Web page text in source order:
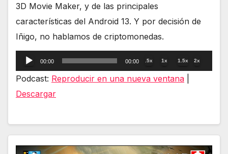
3D Movie Maker, y de las principales
características del Android 13. Y por decisión de
Iñigo, no hablamos de criptomonedas.
Reproductor
de
00:00 00:00 .5x 1x 1.5x 2x
Podcast: Reproducir en una nueva ventana
Descargar